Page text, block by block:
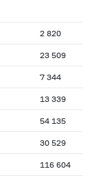
2 820
23 509
7 344
13 339
54 135
30 529
116 604